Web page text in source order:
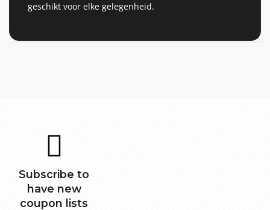
geschikt voor elke gelegenheid.
Subscribe to
have new
coupon lists